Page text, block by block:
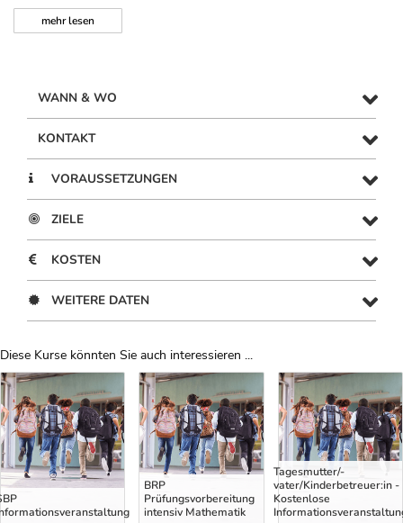
mehrlesen
WANN & WO
KONTAKT
VORAUSSETZUNGEN
ZIELE
KOSTEN
WEITERE DATEN
Diese Kurse könnten Sie auch interessieren ...
Uber Weiterbildungsvorschläge
BRP
Prüfungsvorbereitung
intensiv Mathematik
Tagesmutter/-
vater/Kinderbetreuer:in -
Kostenlose